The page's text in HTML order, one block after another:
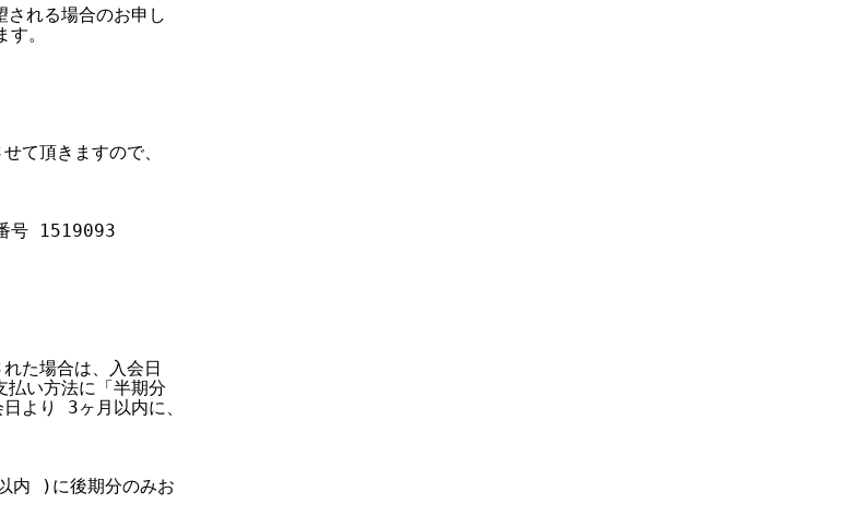
れる場合のお申し
。
て頂きますので、
号 1519093
た場合は、入会日
い方法に「半期分
より 3ヶ月以内に、
)に後期分のみお